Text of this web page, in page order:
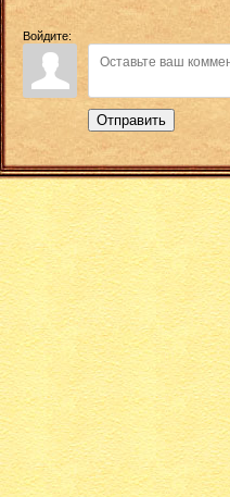
Войдите:
Отправить